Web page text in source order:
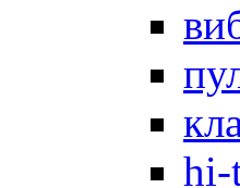
hi-